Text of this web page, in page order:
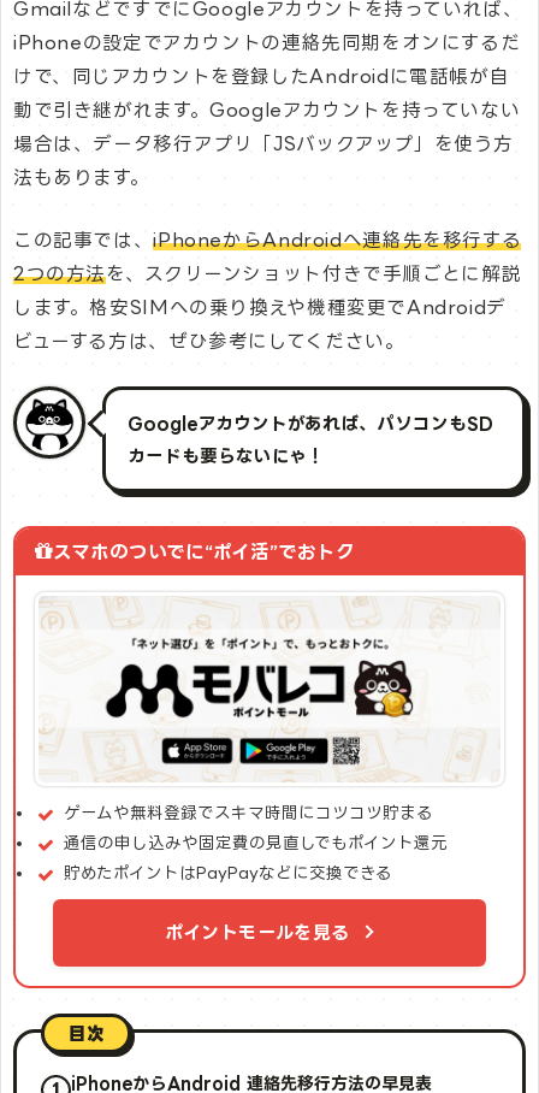
GmailなどですでにGoogleアカウントを持っていれば、
iPhoneの設定でアカウントの連絡先同期をオンにするだ
けで、同じアカウントを登録したAndroidに電話帳が自
動で引き継がれます。Googleアカウントを持っていない
場合は、データ移行アプリ「JSバックアップ」を使う方
法もあります。
この記事では、iPhoneからAndroidへ連絡先を移行する
2つの方法を、スクリーンショット付きで手順ごとに解説
します。格安SIMへの乗り換えや機種変更でAndroidデ
ビューする方は、ぜひ参考にしてください。
Googleアカウントがあれば、パソコンもSD
カードも要らないにゃ！
スマホのついでに“ポイ活”でおトク
ゲームや無料登録でスキマ時間にコツコツ貯まる
通信の申し込みや固定費の見直しでもポイント還元
貯めたポイントはPayPayなどに交換できる
ポイントモールを見る
目次
iPhoneからAndroid 連絡先移行方法の早見表